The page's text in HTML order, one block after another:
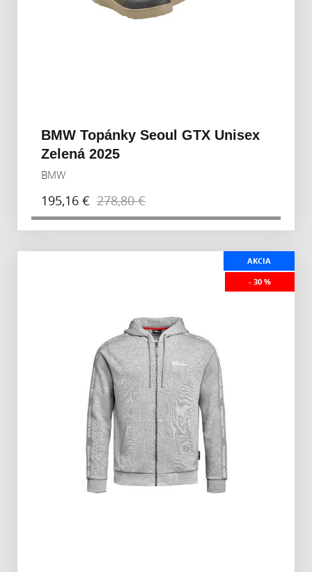
BMW Topánky Seoul GTX Unisex
Zelená 2025
BMW
195,16 € 278,80 €
AKCIA
- 30 %